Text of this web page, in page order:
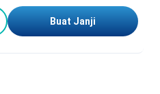
Buat Janji